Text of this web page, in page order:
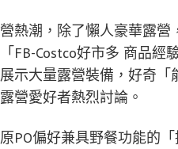
熱潮，除了懶人豪華露
FB-Costco好市多 商品
示大量露營裝備，好奇
營愛好者熱烈討論。
PO偏好兼具野餐功能的